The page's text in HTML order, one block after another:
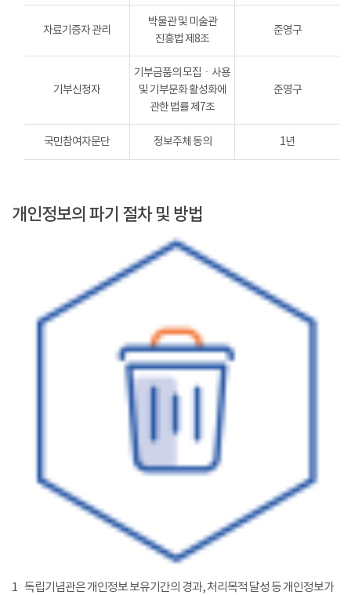
자료기증자 관리
박물관 및 미술관
진흥법 제8조
준영구
기부신청자
기부금품의 모집ㆍ사용
및 기부문화 활성화에
관한 법률 제7조
준영구
국민참여자문단 정보주체 동의 1년
개인정보의 파기 절차 및 방법
1 독립기념관은 개인정보 보유기간의 경과, 처리목적 달성 등 개인정보가